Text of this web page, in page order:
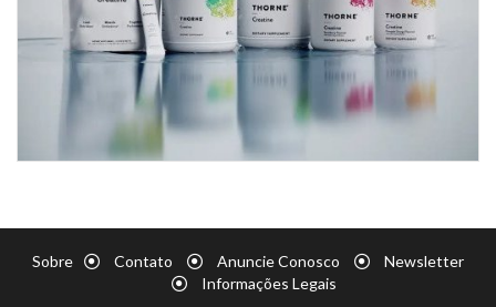
Sobre Contato Anuncie Conosco
Newsletter
Informações Legais